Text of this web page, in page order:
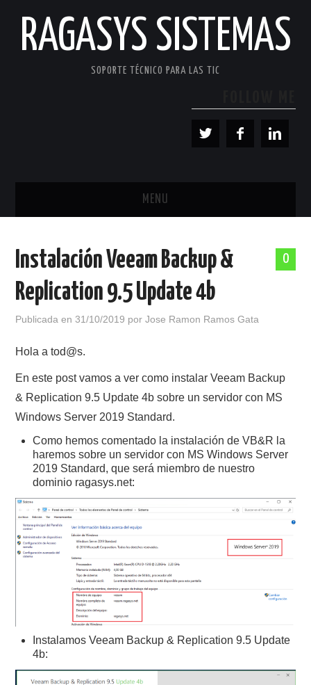
RAGASYS SISTEMAS
SOPORTE TÉCNICO PARA LAS TIC
MENU
ACERCA DE
PATROCINADORES
0
Instalación Veeam Backup &
Replication 9.5 Update 4b
Publicada en31/10/2019 porJose Ramon Ramos Gata
Hola a tod@s.
En este post vamos a ver como instalar Veeam Backup
& Replication 9.5 Update 4b sobre un servidor con MS
Windows Server 2019 Standard.
Como hemos comentado la instalación de VB&R la
haremos sobre un servidor con MS Windows Server
2019 Standard, que será miembro de nuestro
dominio ragasys.net:
Instalamos Veeam Backup & Replication 9.5 Update
4b: